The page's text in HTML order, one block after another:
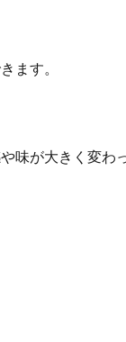
ます。
味が大きく変わ